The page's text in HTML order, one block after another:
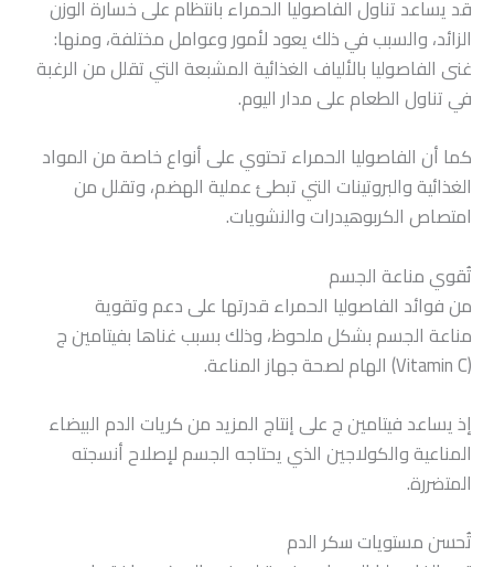
قد يساعد تناول الفاصوليا الحمراء بانتظام على خسارة الوزن
الزائد، والسبب في ذلك يعود لأمور وعوامل مختلفة، ومنها:
غنى الفاصوليا بالألياف الغذائية المشبعة التي تقلل من الرغبة
في تناول الطعام على مدار اليوم.
كما أن الفاصوليا الحمراء تحتوي على أنواع خاصة من المواد
الغذائية والبروتينات التي تبطئ عملية الهضم، وتقلل من
امتصاص الكربوهيدرات والنشويات.
تُقوي مناعة الجسم
من فوائد الفاصوليا الحمراء قدرتها على دعم وتقوية
مناعة الجسم بشكل ملحوظ، وذلك بسبب غناها بفيتامين ج
إذ يساعد فيتامين ج على إنتاج المزيد من كريات الدم البيضاء
المناعية والكولاجين الذي يحتاجه الجسم لإصلاح أنسجته
المتضررة.
تُحسن مستويات سكر الدم